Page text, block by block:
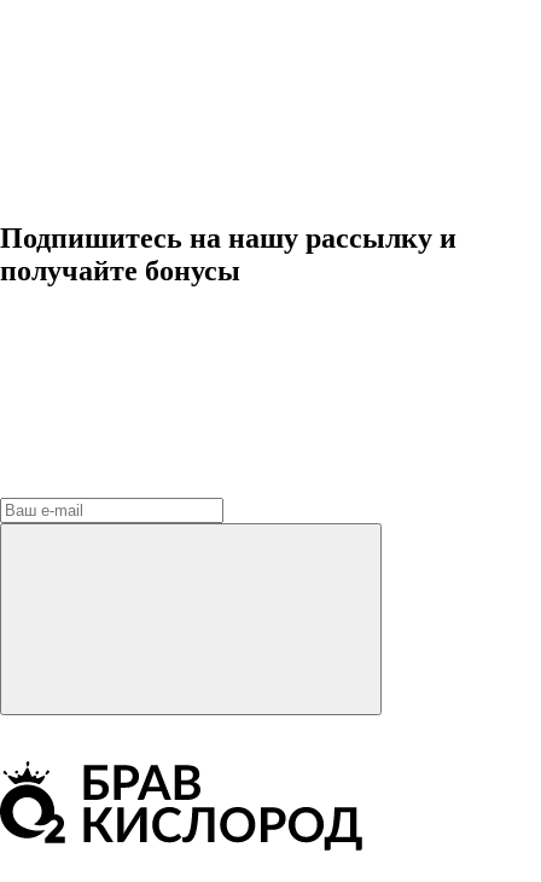
Подпишитесь на нашу рассылку и
получайте бонусы